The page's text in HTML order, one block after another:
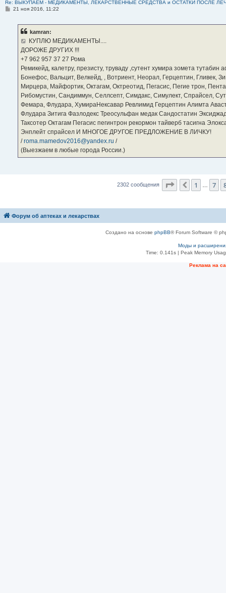
Re: ВЫКУПАЕМ - МЕДИКАМЕНТЫ, ЛЕКАРСТВЕННЫЕ СРЕДСТВА и ОСТАТКИ ПОСЛЕ
С21 ноя 2016, 11:22
kamran:
КУПЛЮ МЕДИКАМЕНТЫ....
ДОРОЖЕ ДРУГИХ !!!
‪+7 962 957 37 27‬ Рома
Ремикейд, калетру, презисту, труваду ,сутент хумира зомета
Бонефос, Вальцит, Велкейд, , Вотриент, Неорал, Герцептин, Гливек,
Мирцера, Майфортик, Октагам, Октреотид, Пегасис, Пегие трон,
Рибомустин, Сандиммун, Селлсепт, Симдакс, Симулект, Спрайсел,
Фемара, Флудара, ХумираНексавар Ревлимид Герцептин Алимта
Флудара Зитига Фазлодекс Треосульфан медак Сандостатин
Таксотер Октагам Пегасис пегинтрон рекормон тайверб тасигна
Энплейт спрайсел И МНОГОЕ ДРУГОЕ ПРЕДЛОЖЕНИЕ В ЛИЧКУ!
/roma.mamedov2016@yandex.ru /
(Выезжаем в любые города России.)
2302 сообщения Страница из
Пред.
1 7
Форум об аптеках и лекарствах
Создано на основе phpBB® Forum Software ©
Моды и
Time: 0.141s| Peak Memory
Рeклама на